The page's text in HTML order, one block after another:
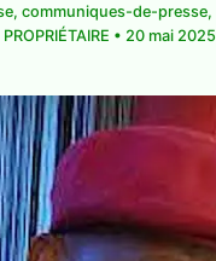
, communiques-de-presse,
• 20 mai 2025